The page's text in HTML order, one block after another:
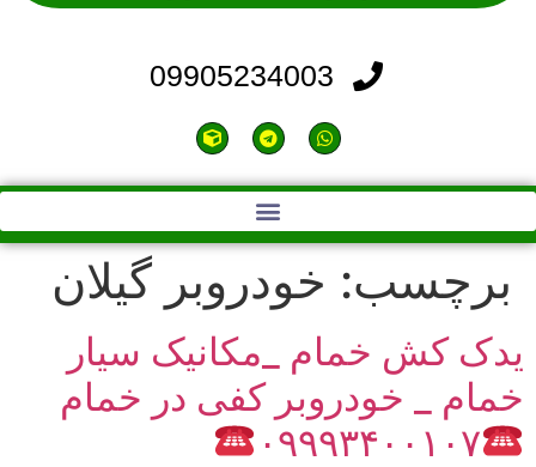
09905234003
برچسب: خودروبر گیلان
یدک کش خمام _مکانیک سیار
خمام _ خودروبر کفی در خمام
۰۹۹۹۳۴۰۰۱۰۷